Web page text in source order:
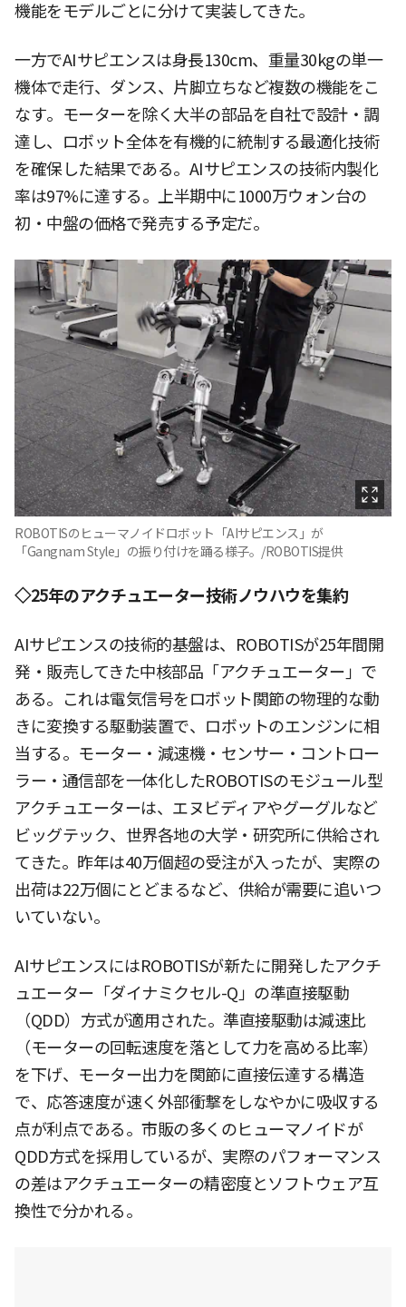
機能をモデルごとに分けて実装してきた。
一方でAIサピエンスは身長130cm、重量30kgの単一
機体で走行、ダンス、片脚立ちなど複数の機能をこ
なす。モーターを除く大半の部品を自社で設計・調
達し、ロボット全体を有機的に統制する最適化技術
を確保した結果である。AIサピエンスの技術内製化
率は97%に達する。上半期中に1000万ウォン台の
初・中盤の価格で発売する予定だ。
ROBOTISのヒューマノイドロボット「AIサピエンス」が
「Gangnam Style」の振り付けを踊る様子。/ROBOTIS提供
◇25年のアクチュエーター技術ノウハウを集約
AIサピエンスの技術的基盤は、ROBOTISが25年間開
発・販売してきた中核部品「アクチュエーター」で
ある。これは電気信号をロボット関節の物理的な動
きに変換する駆動装置で、ロボットのエンジンに相
当する。モーター・減速機・センサー・コントロー
ラー・通信部を一体化したROBOTISのモジュール型
アクチュエーターは、エヌビディアやグーグルなど
ビッグテック、世界各地の大学・研究所に供給され
てきた。昨年は40万個超の受注が入ったが、実際の
出荷は22万個にとどまるなど、供給が需要に追いつ
いていない。
AIサピエンスにはROBOTISが新たに開発したアクチ
ュエーター「ダイナミクセル-Q」の準直接駆動
（QDD）方式が適用された。準直接駆動は減速比
（モーターの回転速度を落として力を高める比率）
を下げ、モーター出力を関節に直接伝達する構造
で、応答速度が速く外部衝撃をしなやかに吸収する
点が利点である。市販の多くのヒューマノイドが
QDD方式を採用しているが、実際のパフォーマンス
の差はアクチュエーターの精密度とソフトウェア互
換性で分かれる。